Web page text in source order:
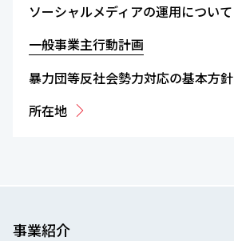
ソーシャルメディアの運用について
一般事業主行動計画
暴力団等反社会勢力対応の基本方針
所在地
事業紹介